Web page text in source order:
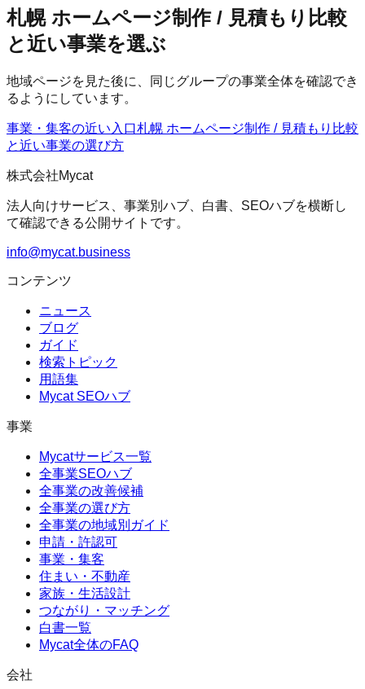
札幌 ホームページ制作 / 見積もり比較
と近い事業を選ぶ
地域ページを見た後に、同じグループの事業全体を確認でき
るようにしています。
事業・集客の近い入口札幌 ホームページ制作 / 見積もり比較
と近い事業の選び方
株式会社Mycat
法人向けサービス、事業別ハブ、白書、SEOハブを横断し
て確認できる公開サイトです。
info@mycat.business
コンテンツ
ニュース
ブログ
ガイド
検索トピック
用語集
Mycat SEOハブ
事業
Mycatサービス一覧
全事業SEOハブ
全事業の改善候補
全事業の選び方
全事業の地域別ガイド
申請・許認可
事業・集客
住まい・不動産
家族・生活設計
つながり・マッチング
白書一覧
Mycat全体のFAQ
会社